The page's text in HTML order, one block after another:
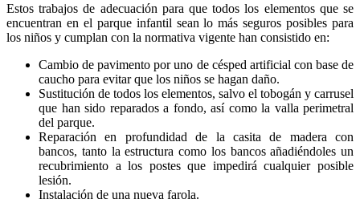
Estos trabajos de adecuación para que todos los elementos que se
encuentran en el parque infantil sean lo más seguros posibles para
los niños y cumplan con la normativa vigente han consistido en:
Cambio de pavimento por uno de césped artificial con base de
caucho para evitar que los niños se hagan daño.
Sustitución de todos los elementos, salvo el tobogán y carrusel
que han sido reparados a fondo, así como la valla perimetral
del parque.
Reparación en profundidad de la casita de madera con
bancos, tanto la estructura como los bancos añadiéndoles un
recubrimiento a los postes que impedirá cualquier posible
lesión.
Instalación de una nueva farola.